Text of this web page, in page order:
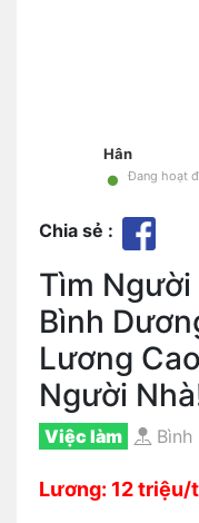
Hân
• Đang hoạt
Chia sẻ :
Tìm Người
Bình
Lương
Người
Việc làm Bình
Lương: 12 triệu/